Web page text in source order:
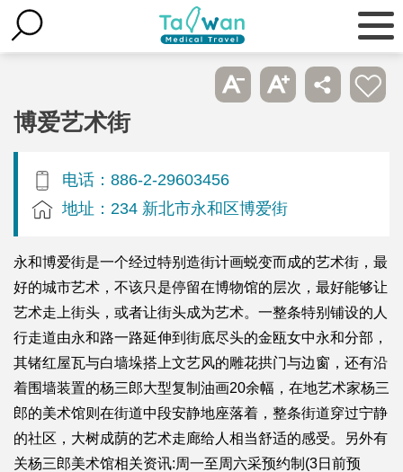
博爱艺术街
电话：886-2-29603456
地址：234 新北市永和区博爱街
永和博爱街是一个经过特别造街计画蜕变而成的艺术街，最
好的城市艺术，不该只是停留在博物馆的层次，最好能够让
艺术走上街头，或者让街头成为艺术。一整条特别铺设的人
行走道由永和路一路延伸到街底尽头的金瓯女中永和分部，
其锗红屋瓦与白墙垛搭上文艺风的雕花拱门与边窗，还有沿
着围墙装置的杨三郎大型复制油画20余幅，在地艺术家杨三
郎的美术馆则在街道中段安静地座落着，整条街道穿过宁静
的社区，大树成荫的艺术走廊给人相当舒适的感受。另外有
关杨三郎美术馆相关资讯:周一至周六采预约制(3日前预